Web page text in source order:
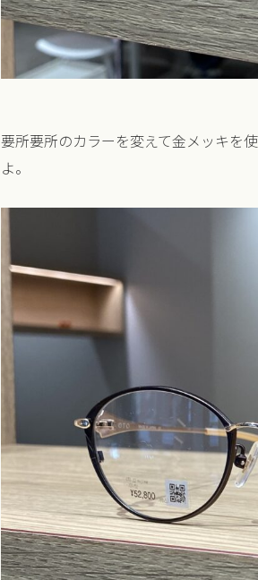
要所要所のカラーを変えて金メッキを
よ。